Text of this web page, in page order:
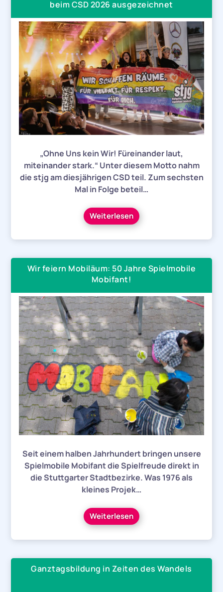
beim CSD 2026 ausgezeichnet
„Ohne Uns kein Wir! Füreinander laut,
miteinander stark.“ Unter diesem Motto nahm
die stjg am diesjährigen CSD teil. Zum sechsten
Mal in Folge beteil…
Weiterlesen
Wir feiern Mobiläum: 50 Jahre Spielmobile
Mobifant!
Seit einem halben Jahrhundert bringen unsere
Spielmobile Mobifant die Spielfreude direkt in
die Stuttgarter Stadtbezirke. Was 1976 als
kleines Projek…
Weiterlesen
Ganztagsbildung in Zeiten des Wandels